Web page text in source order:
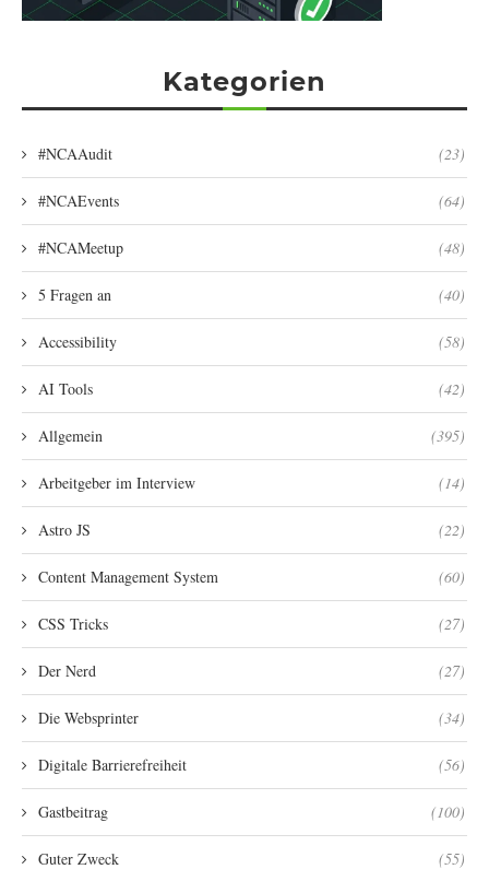
Kategorien
#NCAAudit (23)
#NCAEvents (64)
#NCAMeetup (48)
5 Fragen an (40)
Accessibility (58)
AI Tools (42)
Allgemein (395)
Arbeitgeber im Interview (14)
Astro JS (22)
Content Management System (60)
CSS Tricks (27)
Der Nerd (27)
Die Websprinter (34)
Digitale Barrierefreiheit (56)
Gastbeitrag (100)
Guter Zweck (55)